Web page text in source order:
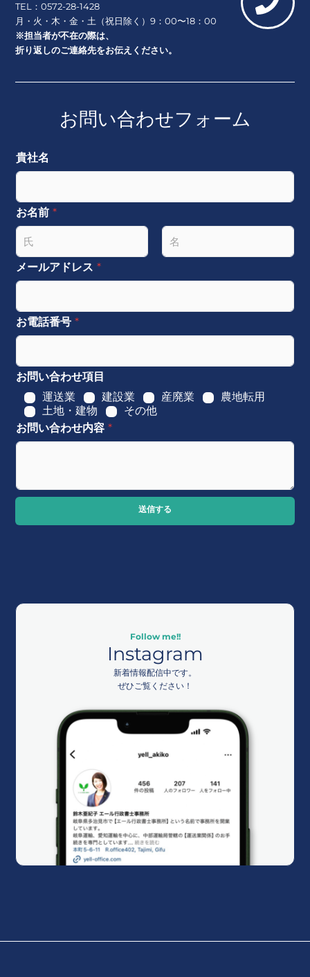
TEL：0572-28-1428
月・火・木・金・土（祝日除く）9：00〜18：00
※担当者が不在の際は、
折り返しのご連絡先をお伝えください。
お問い合わせフォーム
貴社名
お名前*
名
メールアドレス*
お電話番号*
お問い合わせ項目
運送業
建設業 産廃業
農地転用
土地・建物
その他
お問い合わせ内容*
送信する
Follow me!!
Instagram
新着情報配信中です。
ぜひご覧ください！